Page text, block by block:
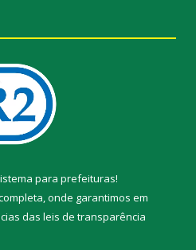
para prefeituras!
onde garantimos em
das leis de transparência